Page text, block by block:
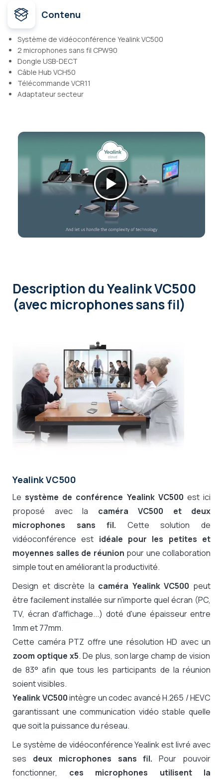
Contenu
Système de vidéoconférence Yealink VC500
2 microphones sans fil CPW90
Dongle USB-DECT
Câble Hub VCH50
Télécommande VCR11
Adaptateur secteur
Description du Yealink VC500
(avec microphones sans fil)
Yealink VC500
Le système de conférence Yealink VC500 est ici
proposé avec la caméra VC500 et deux
microphones sans fil. Cette solution de
vidéoconférence est idéale pour les petites et
moyennes salles de réunion pour une collaboration
simple tout en améliorant la productivité.
Design et discrète la caméra Yealink VC500 peut
être facilement installée sur n'importe quel écran (PC,
TV, écran d'affichage...) doté d'une épaisseur entre
1mm et 77mm.
Cette caméra PTZ offre une résolution HD avec un
zoom optique x5. De plus, son large champ de vision
de 83° afin que tous les participants de la réunion
soient visibles.
Yealink VC500intègre un codec avancé H.265 / HEVC
garantissant une communication vidéo stable quelle
que soit la puissance du réseau.
Le système de vidéoconférence Yealink est livré avec
ses deux microphones sans fil.Pour pouvoir
fonctionner, ces microphones utilisent la